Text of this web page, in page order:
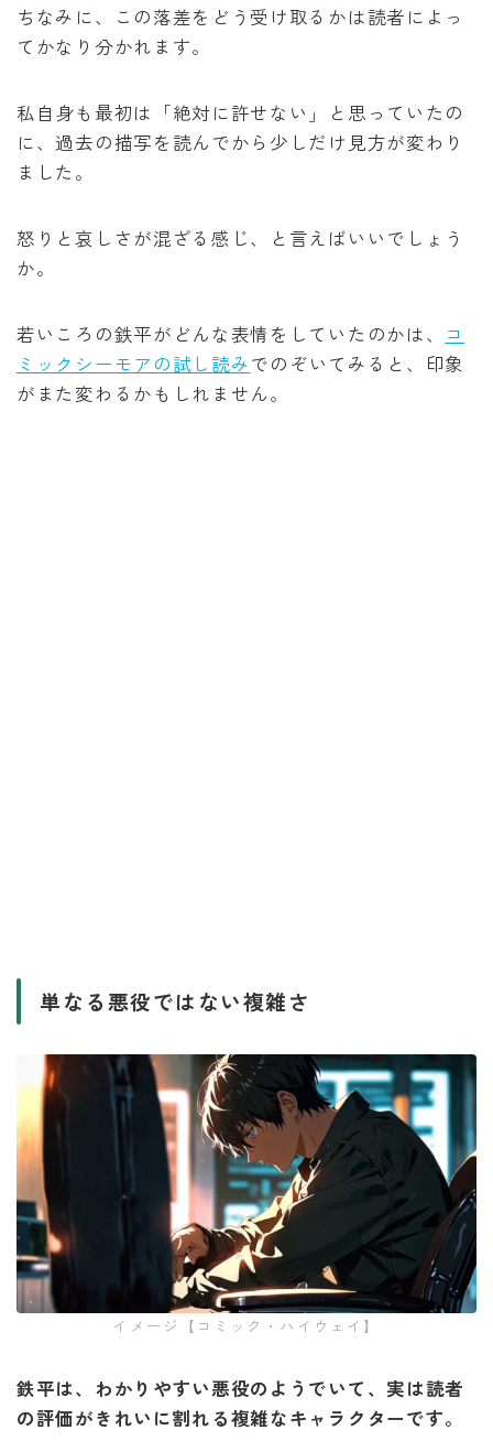
ちなみに、この落差をどう受け取るかは読者によっ
てかなり分かれます。
私自身も最初は「絶対に許せない」と思っていたの
に、過去の描写を読んでから少しだけ見方が変わり
ました。
怒りと哀しさが混ざる感じ、と言えばいいでしょう
か。
若いころの鉄平がどんな表情をしていたのかは、
コ
ミックシーモアの試し読みでのぞいてみると、印象
がまた変わるかもしれません。
単なる悪役ではない複雑さ
イメージ【コミック・ハイウェイ】
鉄平は、わかりやすい悪役のようでいて、実は読者
の評価がきれいに割れる複雑なキャラクターです。